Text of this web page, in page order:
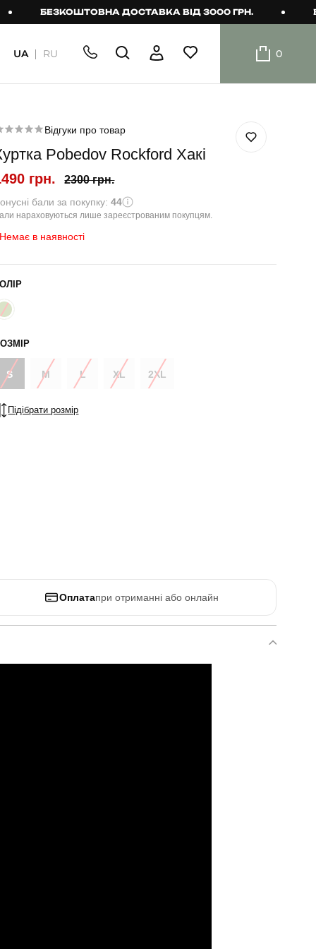
БЕЗКОШТОВНА ДОСТАВКА ВІД 3000 ГРН.
шорти
Шорти
UA RU 0
Відгуки про товар
Pobedov Rockford Хакі
грн. 2300 грн.
бали за покупку:44
нараховуються лише зареєстрованим покупцям.
Немає в наявності
S M L XL 2XL
Підібрати розмір
Оплатапри отриманні або онлайн